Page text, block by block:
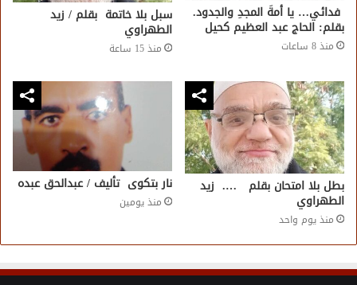
فدائي… يا أمةَ المجدِ والجدود.
بقلم: الحاج عبد العظيم كحيل
منذ 8 ساعات
سبل بلا خاتمة بقلم / زيد
الطهراوي
منذ 15 ساعة
بطل بلا امتحان بقلم …. زيد
الطهراوي
منذ يوم واحد
نار بتكوى تأليف / عبدالحق عبده
منذ يومين